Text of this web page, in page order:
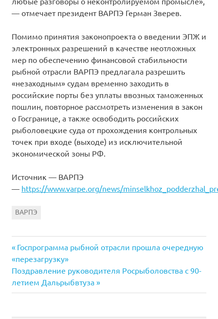
— отмечает президент ВАРПЭ Герман Зверев.
Помимо принятия законопроекта о введении ЭПЖ и
электронных разрешений в качестве неотложных
мер по обеспечению финансовой стабильности
рыбной отрасли ВАРПЭ предлагала разрешить
«незаходным» судам временно заходить в
российские порты без уплаты ввозных таможенных
пошлин, повторное рассмотреть изменения в закон
о Госгранице, а также освободить российских
рыболовецкие суда от прохождения контрольных
точек при входе (выходе) из исключительной
экономической зоны РФ.
Источник — ВАРПЭ
— https://www.varpe.org/news/
ВАРПЭ
Навигация
по
записям
Previous
Post:
Госпрограмма рыбной отрасли прошла очередную
«перезагрузку»
Next
Post:
Поздравление руководителя Росрыболовства с 90-
летием Дальрыбвтуза